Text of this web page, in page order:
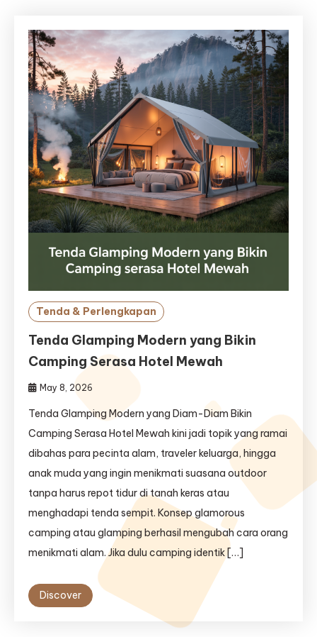
Tenda & Perlengkapan
Tenda Glamping Modern yang Bikin
Camping Serasa Hotel Mewah
May 8, 2026
Tenda Glamping Modern yang Diam-Diam Bikin
Camping Serasa Hotel Mewah kini jadi topik yang ramai
dibahas para pecinta alam, traveler keluarga, hingga
anak muda yang ingin menikmati suasana outdoor
tanpa harus repot tidur di tanah keras atau
menghadapi tenda sempit. Konsep glamorous
camping atau glamping berhasil mengubah cara orang
menikmati alam. Jika dulu camping identik […]
Discover